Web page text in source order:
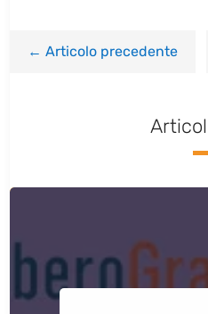
←Articolo precedente